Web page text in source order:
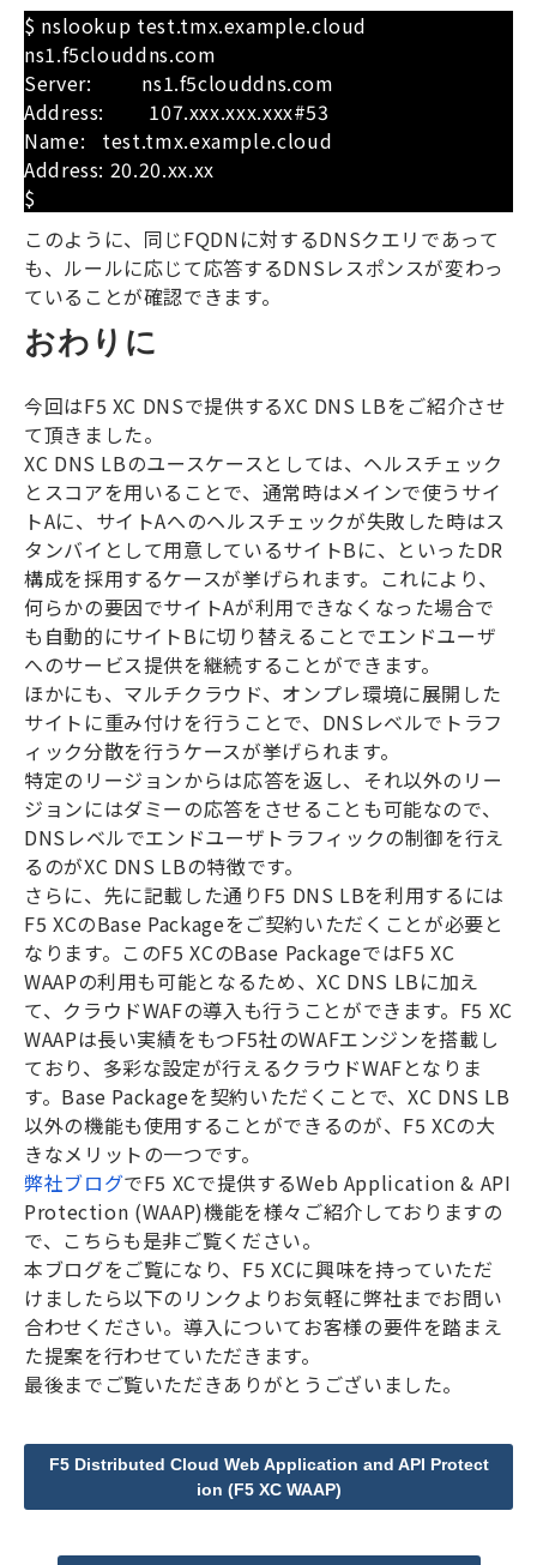
$ nslookup test.tmx.example.cloud
ns1.f5clouddns.com
Server: ns1.f5clouddns.com
Address: 107.xxx.xxx.xxx#53
Name: test.tmx.example.cloud
Address: 20.20.xx.xx
$
このように、同じFQDNに対するDNSクエリであって
も、ルールに応じて応答するDNSレスポンスが変わっ
ていることが確認できます。
おわりに
今回はF5 XC DNSで提供するXC DNS LBをご紹介させ
て頂きました。
XC DNS LBのユースケースとしては、ヘルスチェック
とスコアを用いることで、通常時はメインで使うサイ
トAに、サイトAへのヘルスチェックが失敗した時はス
タンバイとして用意しているサイトBに、といったDR
構成を採用するケースが挙げられます。これにより、
何らかの要因でサイトAが利用できなくなった場合で
も自動的にサイトBに切り替えることでエンドユーザ
へのサービス提供を継続することができます。
ほかにも、マルチクラウド、オンプレ環境に展開した
サイトに重み付けを行うことで、 DNS レベルでトラフ
ィック分散を行うケースが挙げられます。
特定のリージョンからは応答を返し、それ以外のリー
ジョンにはダミーの応答をさせることも可能なので、
DNS レベルでエンドユーザトラフィックの制御を行え
るのがXC DNS LBの特徴です。
さらに、先に記載した通り F5 DNS LBを利用するには
F5 XCのBase Packageをご契約いただくことが必要と
なります。このF5 XCのBase PackageではF5 XC
WAAPの利用も可能となるため、XC DNS LBに加え
て、クラウドWAFの導入も行うことができます。 F5 XC
WAAPは長い実績をもつF5社のWAFエンジンを搭載し
ており、多彩な設定が行えるクラウドWAFとなりま
す。 Base Packageを契約いただくことで、XC DNS LB
以外の機能も使用することができるのが、 F5 XCの大
きなメリットの一つです。
弊社ブログでF5 XCで提供するWeb Application & API
Protection (WAAP)機能を様々ご紹介しておりますの
で、こちらも是非ご覧ください。
本ブログをご覧になり、 F5 XCに興味を持っていただ
けましたら以下のリンクよりお気軽に弊社までお問い
合わせください。導入についてお客様の要件を踏まえ
た提案を行わせていただきます。
最後までご覧いただきありがとうございました。
F5 Distributed Cloud Web Application and API Protect
ion (F5 XC WAAP)